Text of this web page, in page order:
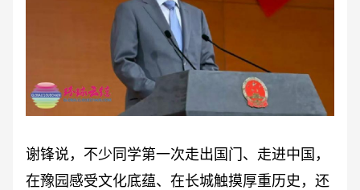
谢锋说，不少同学第一次走出国门、走进中国，
在豫园感受文化底蕴、在长城触摸厚重历史，还